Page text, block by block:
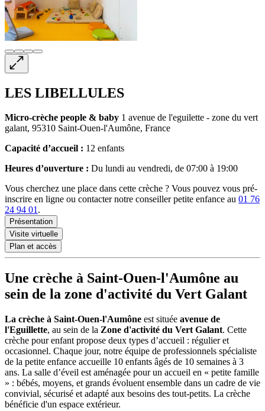
LES LIBELLULES
Micro-crèche people & baby 1 avenue de l'eguilette - zone du vert
galant, 95310 Saint-Ouen-l'Aumône, France
Capacité d’accueil : 12 enfants
Heures d’ouverture : Du lundi au vendredi, de 07:00 à 19:00
Vous cherchez une place dans cette crèche ? Vous pouvez vous pré-
inscrire en ligne ou contacter notre conseiller petite enfance au 01 76
24 94 01.
Présentation
Visite virtuelle
Plan et accès
Une crèche à Saint-Ouen-l'Aumône au
sein de la zone d'activité du Vert Galant
La crèche à Saint-Ouen-l'Aumône est située avenue de
l'Eguillette, au sein de la Zone d'activité du Vert Galant. Cette
crèche pour enfant propose deux types d’accueil : régulier et
occasionnel. Chaque jour, notre équipe de professionnels spécialiste
de la petite enfance accueille 10 enfants âgés de 10 semaines à 3
ans. La salle d’éveil est aménagée pour un accueil en « petite famille
» : bébés, moyens, et grands évoluent ensemble dans un cadre de vie
convivial, sécurisé et adapté aux besoins des tout-petits. La crèche
bénéficie d'un espace extérieur.